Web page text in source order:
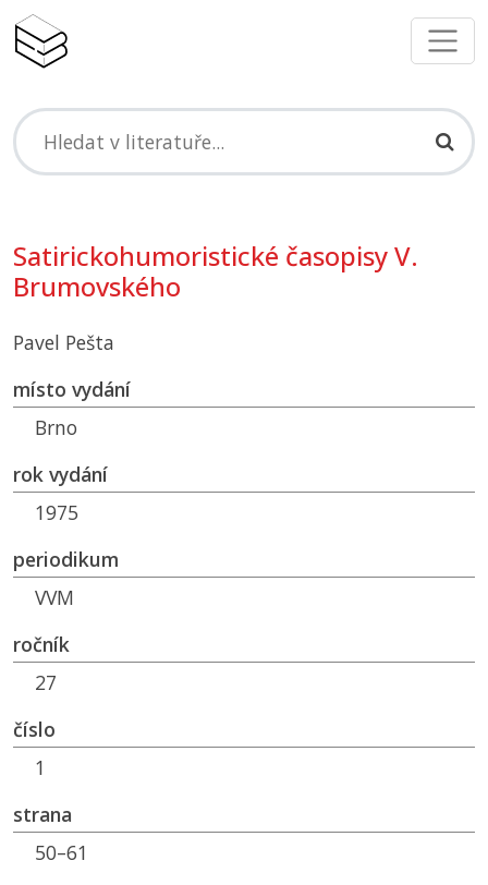
Satirickohumoristické časopisy V.
Brumovského
Pavel Pešta
místo vydání
Brno
rok vydání
1975
periodikum
VVM
ročník
27
číslo
1
strana
50–61